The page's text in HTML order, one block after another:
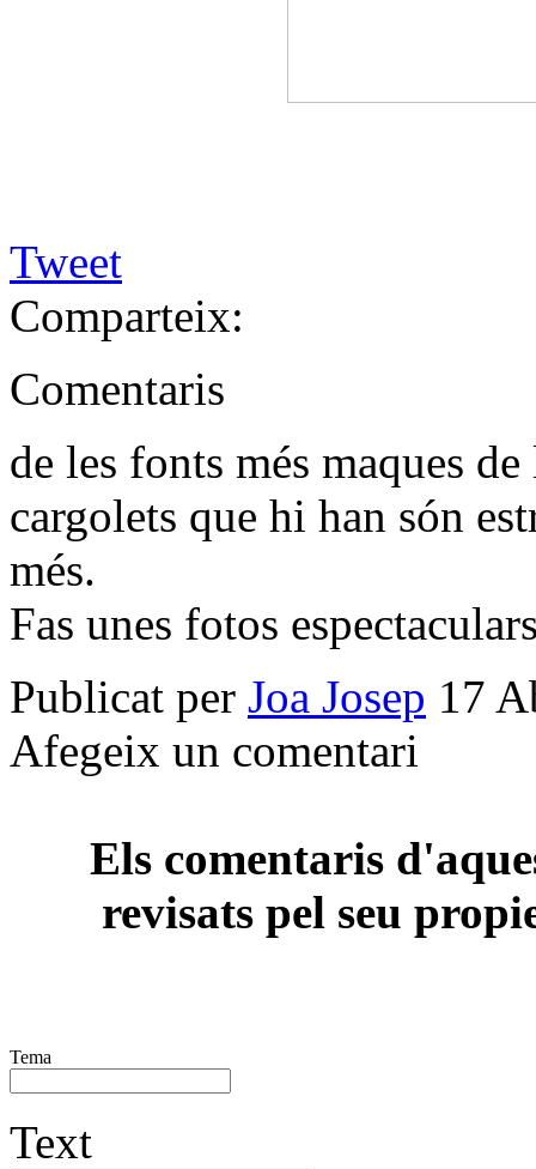
Tweet
Comparteix:
Comentaris
de les fonts més maques
cargolets que hi han són
més.
Fas unes fotos
Publicat per Joa Josep 17
Afegeix un comentari
Els comentaris
revisats pel seu
Tema
Text